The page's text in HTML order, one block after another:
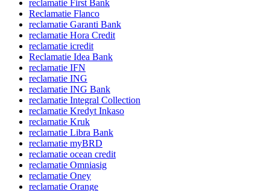
reclamatie First Bank
Reclamatie Flanco
reclamatie Garanti Bank
reclamatie Hora Credit
reclamatie icredit
Reclamatie Idea Bank
reclamatie IFN
reclamatie ING
reclamatie ING Bank
reclamatie Integral Collection
reclamatie Kredyt Inkaso
reclamatie Kruk
reclamatie Libra Bank
reclamatie myBRD
reclamatie ocean credit
reclamatie Omniasig
reclamatie Oney
reclamatie Orange